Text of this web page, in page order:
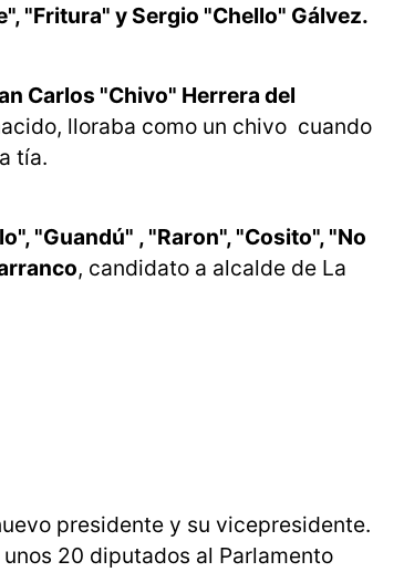
"Fritura" y Sergio "Chello" Gálvez.
Carlos "Chivo" Herrera del
lloraba como un chivo cuando
tía.
"Guandú" , "Raron", "Cosito", "No
, candidato a alcalde de La
presidente y su vicepresidente.
20 diputados al Parlamento